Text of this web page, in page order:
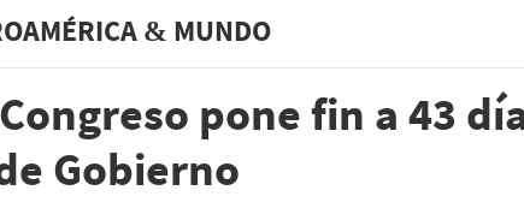
& MUNDO
pone fin a 43
Gobierno